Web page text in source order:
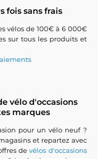
fois sans frais
vélos de 100€ à 6 000€
sur tous les produits et
vélo d'occasions
marques
pour un vélo neuf ?
et repartez avec
devélos d'occasions